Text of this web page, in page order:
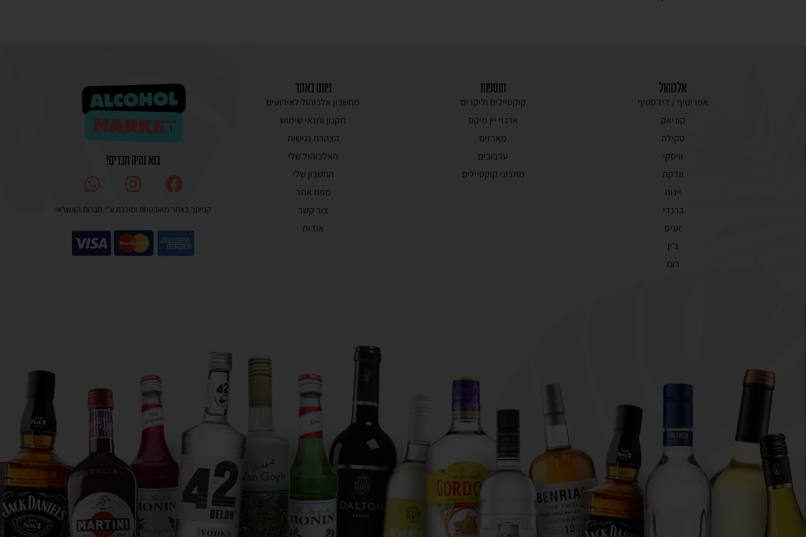
אלכוהול
אפריטיף / דיז'סטיף
קוניאק
טקילה
וויסקי
וודקה
יינות
ברנדי
אניס
ג'ין
רום
תוספות
קוקטיילים וליקרים
ארגזי יין מיקס
מארזים
ערבובים
מתכוני קוקטיילים
ניווט באתר
מחשבון אלכוהול לאירועים
תקנון ותנאי שימוש
הצהרת נגישות
האלכוהול שלי
החשבון שלי
מפת אתר
צור קשר
אודות
בוא נהיה חברים!
קנייתך באתר מאובטחת ומוכרת ע”י חברות האשראי